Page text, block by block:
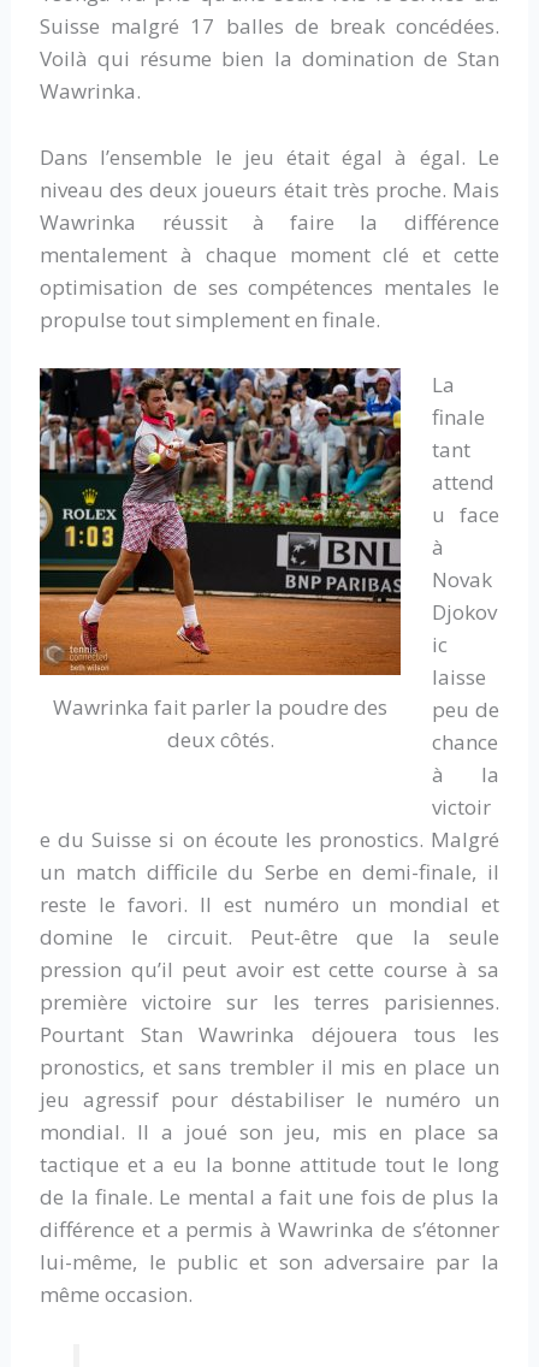
Suisse malgré 17 balles de break concédées.
Voilà qui résume bien la domination de Stan
Wawrinka.
Dans l’ensemble le jeu était égal à égal. Le
niveau des deux joueurs était très proche. Mais
Wawrinka réussit à faire la différence
mentalement à chaque moment clé et cette
optimisation de ses compétences mentales le
propulse tout simplement en finale.
Wawrinka fait parler la poudre des
deux côtés.
La
finale
tant
attend
u face
à
Novak
Djokov
ic
laisse
peu de
chance
à la
victoir
e du Suisse si on écoute les pronostics. Malgré
un match difficile du Serbe en demi-finale, il
reste le favori. Il est numéro un mondial et
domine le circuit. Peut-être que la seule
pression qu’il peut avoir est cette course à sa
première victoire sur les terres parisiennes.
Pourtant Stan Wawrinka déjouera tous les
pronostics, et sans trembler il mis en place un
jeu agressif pour déstabiliser le numéro un
mondial. Il a joué son jeu, mis en place sa
tactique et a eu la bonne attitude tout le long
de la finale. Le mental a fait une fois de plus la
différence et a permis à Wawrinka de s’étonner
lui-même, le public et son adversaire par la
même occasion.